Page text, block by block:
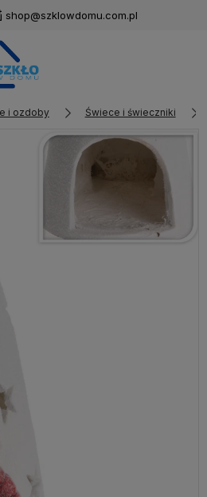
shop@szklowdomu.com.pl
i ozdoby Świece i świeczniki